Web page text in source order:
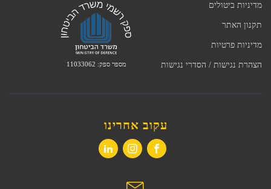
מדיניות ביטולים
תקנון האתר
מדיניות פרטיות
הצהרת נגישות / הסדרי נגישות מספר ספק: 11033062
עקוב אחרינו